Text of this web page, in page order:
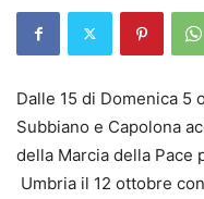
Dalle 15 di Domenica 5
Subbiano e Capolona
della Marcia della Pace
Umbria il 12 ottobre